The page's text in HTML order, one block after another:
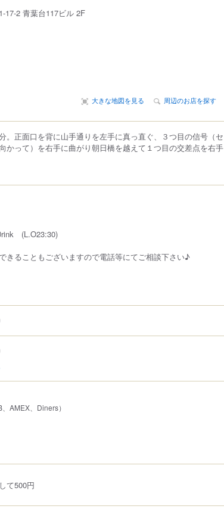
1-17-2 青葉台117ビル 2F
大きな地図を見る 周辺のお店を探す
。正面口を背に山手通りを左手に真っ直ぐ、３つ目の信号（セ
かって）を右手に曲がり朝日橋を越えて１つ目の交差点を右手
(L.O23:30)
きることもございますので電話等にてご相談下さい♪
AMEX、Diners）
て500円